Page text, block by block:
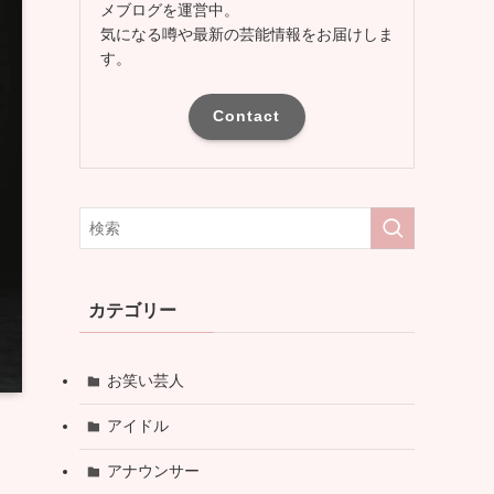
メブログを運営中。
気になる噂や最新の芸能情報をお届けしま
す。
Contact
カテゴリー
お笑い芸人
アイドル
アナウンサー